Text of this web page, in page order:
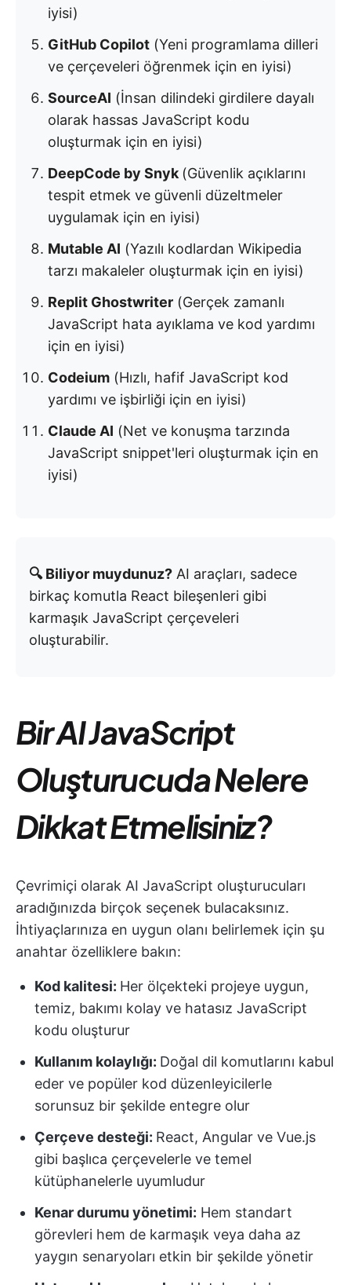
iyisi)
GitHub Copilot (Yeni programlama dilleri
ve çerçeveleri öğrenmek için en iyisi)
SourceAI (İnsan dilindeki girdilere dayalı
olarak hassas JavaScript kodu
oluşturmak için en iyisi)
DeepCode by Snyk (Güvenlik açıklarını
tespit etmek ve güvenli düzeltmeler
uygulamak için en iyisi)
Mutable AI (Yazılı kodlardan Wikipedia
tarzı makaleler oluşturmak için en iyisi)
Replit Ghostwriter (Gerçek zamanlı
JavaScript hata ayıklama ve kod yardımı
için en iyisi)
Codeium (Hızlı, hafif JavaScript kod
yardımı ve işbirliği için en iyisi)
Claude AI (Net ve konuşma tarzında
JavaScript snippet'leri oluşturmak için en
iyisi)
🔍 Biliyor muydunuz? AI araçları, sadece
birkaç komutla React bileşenleri gibi
karmaşık JavaScript çerçeveleri
oluşturabilir.
Bir AI JavaScript
Oluşturucuda Nelere
Dikkat Etmelisiniz?
Çevrimiçi olarak AI JavaScript oluşturucuları
aradığınızda birçok seçenek bulacaksınız.
İhtiyaçlarınıza en uygun olanı belirlemek için şu
anahtar özelliklere bakın:
Kod kalitesi: Her ölçekteki projeye uygun,
temiz, bakımı kolay ve hatasız JavaScript
kodu oluşturur
Kullanım kolaylığı: Doğal dil komutlarını kabul
eder ve popüler kod düzenleyicilerle
sorunsuz bir şekilde entegre olur
Çerçeve desteği: React, Angular ve Vue.js
gibi başlıca çerçevelerle ve temel
kütüphanelerle uyumludur
Kenar durumu yönetimi: Hem standart
görevleri hem de karmaşık veya daha az
yaygın senaryoları etkin bir şekilde yönetir